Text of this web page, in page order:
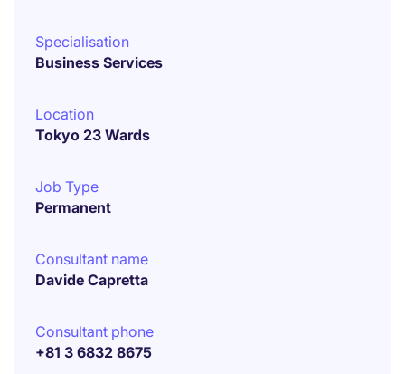
Specialisation
Business Services
Location
Tokyo 23 Wards
Job Type
Permanent
Consultant name
Davide Capretta
Consultant phone
+81 3 6832 8675